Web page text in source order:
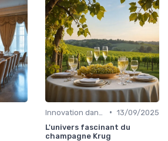
• 13/09/2025
L'univers fascinant du
champagne Krug